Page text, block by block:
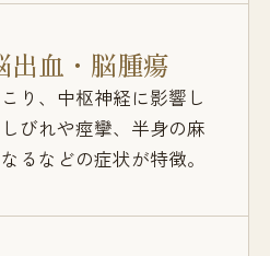
出血・脳腫瘍
り、中枢神経に影響し
びれや痙攣、半身の麻
るなどの症状が特徴。